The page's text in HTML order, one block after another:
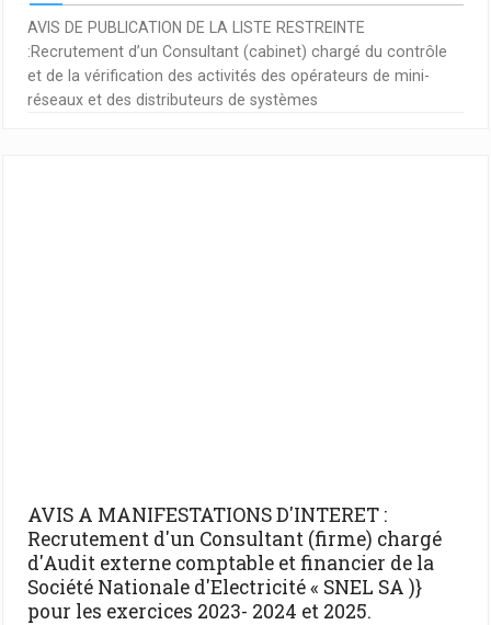
AVIS DE PUBLICATION DE LA LISTE RESTREINTE
:Recrutement d’un Consultant (cabinet) chargé du contrôle
et de la vérification des activités des opérateurs de mini-
réseaux et des distributeurs de systèmes
AVIS A MANIFESTATIONS D'INTERET :
Recrutement d'un Consultant (firme) chargé
d'Audit externe comptable et financier de la
Société Nationale d'Electricité « SNEL SA )}
pour les exercices 2023- 2024 et 2025.